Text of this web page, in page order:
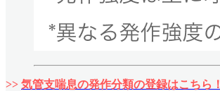
>> 気管支喘息の発作分類の登録はこちら！